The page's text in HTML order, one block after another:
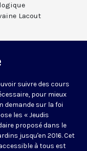
Lacout
suivre des cours
pour mieux
demande sur la foi
les « Jeudis
proposé dans le
jusqu'en 2016. Cet
à tous est